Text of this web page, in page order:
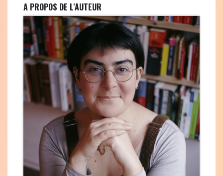
A PROPOS DE L'AUTEUR